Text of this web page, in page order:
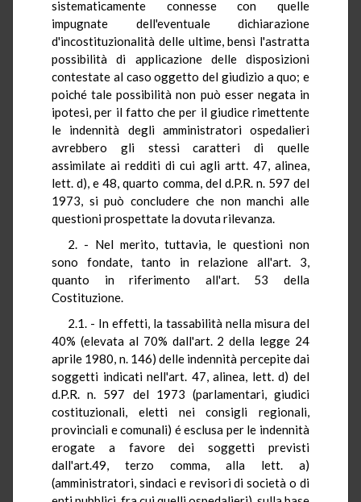
sistematicamente connesse con quelle
impugnate dell'eventuale dichiarazione
d'incostituzionalità delle ultime, bensì l'astratta
possibilità di applicazione delle disposizioni
contestate al caso oggetto del giudizio a quo; e
poiché tale possibilità non può esser negata in
ipotesi, per il fatto che per il giudice rimettente
le indennità degli amministratori ospedalieri
avrebbero gli stessi caratteri di quelle
assimilate ai redditi di cui agli artt. 47, alinea,
lett. d), e 48, quarto comma, del d.P.R. n. 597 del
1973, si può concludere che non manchi alle
questioni prospettate la dovuta rilevanza.
2. - Nel merito, tuttavia, le questioni non
sono fondate, tanto in relazione all'art. 3,
quanto in riferimento all'art. 53 della
Costituzione.
2.1. - In effetti, la tassabilità nella misura del
40% (elevata al 70% dall'art. 2 della legge 24
aprile 1980, n. 146) delle indennità percepite dai
soggetti indicati nell'art. 47, alinea, lett. d) del
d.P.R. n. 597 del 1973 (parlamentari, giudici
costituzionali, eletti nei consigli regionali,
provinciali e comunali) é esclusa per le indennità
erogate a favore dei soggetti previsti
dall'art.49, terzo comma, alla lett. a)
(amministratori, sindaci e revisori di società o di